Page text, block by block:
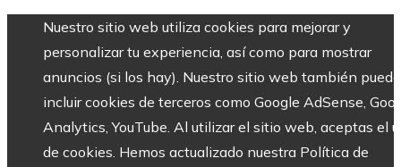
Nuestro sitio web utiliza cookies para mejorar y
personalizar tu experiencia, así como para mostrar
anuncios (si los hay). Nuestro sitio web también puede
incluir cookies de terceros como Google AdSense,
Analytics, YouTube. Al utilizar el sitio web, aceptas el
de cookies. Hemos actualizado nuestra Política de